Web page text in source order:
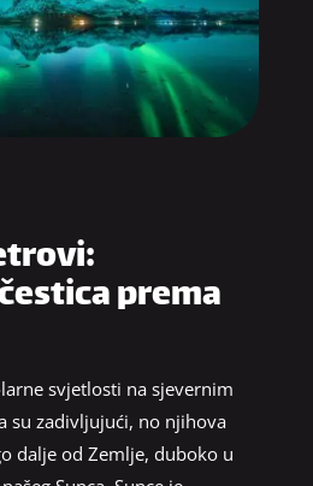
prema
svjetlosti na sjevernim
su zadivljujući, no njihova
dalje od Zemlje, duboko u